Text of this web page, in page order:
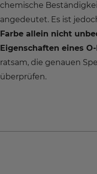
chemische
angedeutet. Es ist
Farbe allein nicht
Eigenschaften eines
ratsam, die genauen
überprüfen.